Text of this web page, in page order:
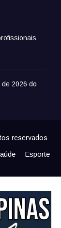
2026 do
reservados
Esporte